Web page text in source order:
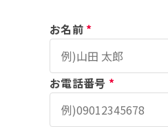
お名前 *
お電話番号 *